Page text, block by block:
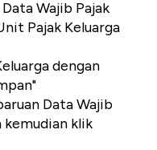
Wajib Pajak
Pajak Keluarga
dengan
Data Wajib
kemudian klik